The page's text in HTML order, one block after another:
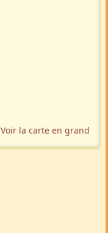
Voir la carte en grand